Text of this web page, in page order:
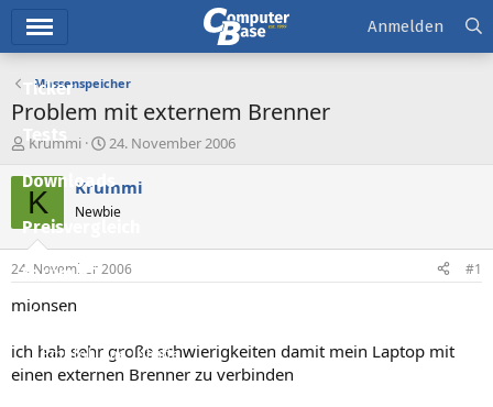
Ticker
Tests
Downloads
Preisvergleich
Forum
Aktuelles
Empfohlene Inhalte
Anmelden
Massenspeicher
Problem mit externem Brenner
E
s
e
e
r
Krummi
E
s
t
e
l
t
24. November 2006
K Krummi
Newbie
24. November 2006 #1
mionsen
ich hab sehr große schwierigkeiten damit mein Laptop mit
einen externen Brenner zu verbinden